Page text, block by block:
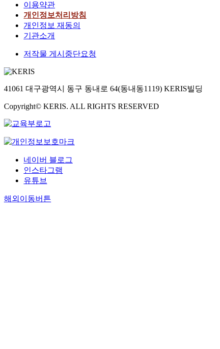
이용약관
개인정보처리방침
개인정보 재동의
기관소개
저작물 게시중단요청
41061 대구광역시 동구 동내로 64(동내동1119) KERIS빌딩
Copyright© KERIS. ALL RIGHTS RESERVED
네이버 블로그
인스타그램
유튜브
해외이동버튼